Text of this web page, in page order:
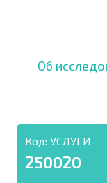
Об
Код: УСЛУГИ
250020